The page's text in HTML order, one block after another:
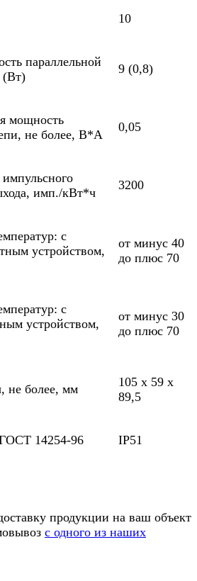
10
параллельной
(Вт)
9 (0,8)
мощность
не более, В*А
0,05
имп./кВт*ч
3200
с
устройством,
от минус 40
до плюс 70
с
устройством,
от минус 30
до плюс 70
не более, мм
105 х 59 х
89,5
14254-96 IP51
продукции на ваш объект
с одного из наших